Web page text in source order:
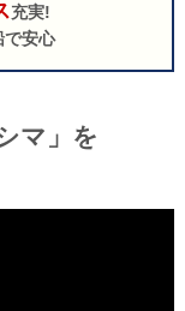
充実!
で安心
マ」を